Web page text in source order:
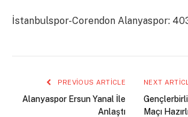
İstanbulspor-Corendon Alanyaspor:
PREVIOUS ARTICLE
Alanyaspor Ersun Yanal İle
Anlaştı
NEXT
Maçı